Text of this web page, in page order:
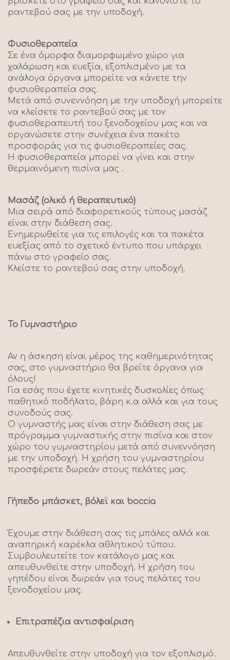
ραντεβού σας με την υποδοχή.
Φυσιοθεραπεία
Σε ένα όμορφα διαμορφωμένο χώρο για
χαλάρωση και ευεξία, εξοπλισμένο με τα
ανάλογα όργανα μπορείτε να κάνετε την
φυσιοθεραπεία σας.
Μετά από συνεννόηση με την υποδοχή μπορείτε
να κλείσετε το ραντεβού σας με τον
φυσιοθεραπευτή του ξενοδοχείου μας και να
οργανώσετε στην συνέχεια ένα πακέτο
προσφοράς για τις φυσιοθεραπείες σας.
Η φυσιοθεραπεία μπορεί να γίνει και στην
θερμαινόμενη πισίνα μας .
Μασάζ (ολικό ή θεραπευτικό)
Μια σειρά από διαφορετικούς τύπους μασάζ
είναι στην διάθεση σας.
Ενημερωθείτε για τις επιλογές και τα πακέτα
ευεξίας από το σχετικό έντυπο που υπάρχει
πάνω στο γραφείο σας.
Κλείστε το ραντεβού σας στην υποδοχή.
Το Γυμναστήριο
Αν η άσκηση είναι μέρος της καθημερινότητας
σας, στο γυμναστήριο θα βρείτε όργανα για
όλους!
Για εσάς που έχετε κινητικές δυσκολίες όπως
παθητικό ποδήλατο, βάρη κ.α αλλά και για τους
συνοδούς σας.
Ο γυμναστής μας είναι στην διάθεση σας με
πρόγραμμα γυμναστικής στην πισίνα και στον
χώρο του γυμναστηρίου μετά από συνεννόηση
με την υποδοχή. Η χρήση του γυμναστηρίου
προσφέρετε δωρεάν στους πελάτες μας.
Γήπεδο μπάσκετ, βόλεϊ και boccia
Έχουμε στην διάθεση σας τις μπάλες αλλά και
αναπηρική καρέκλα αθλητικού τύπου.
Συμβουλευτείτε τον κατάλογο μας και
απευθυνθείτε στην υποδοχή. Η χρήση του
γηπέδου είναι δωρεάν για τους πελάτες του
ξενοδοχείου μας.
Επιτραπέζια αντισφαίριση
Απευθυνθείτε στην υποδοχή για τον εξοπλισμό.